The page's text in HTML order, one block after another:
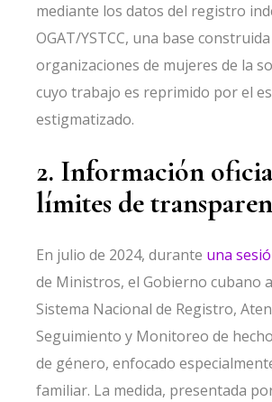
mediante los datos del registro
OGAT/YSTCC, una base
organizaciones de mujeres de la
cuyo trabajo es reprimido por el
estigmatizado.
2. Información
límites de
En julio de 2024, durante una
de Ministros, el Gobierno cubano
Sistema Nacional de Registro,
Seguimiento y Monitoreo de
de género, enfocado
familiar. La medida, presentada